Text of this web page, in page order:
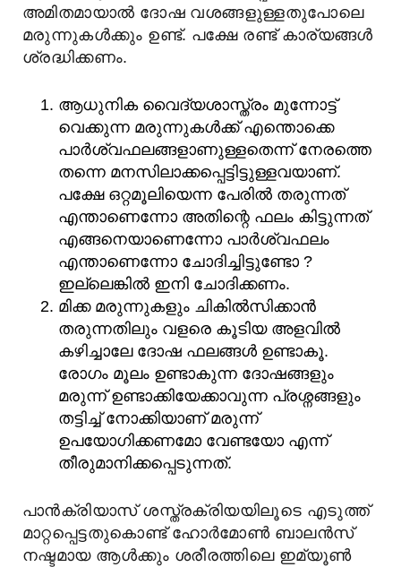
അമിതമായാൽ ദോഷ വശങ്ങളുള്ളതുപോലെ
മരുന്നുകൾക്കും ഉണ്ട്. പക്ഷേ രണ്ട് കാര്യങ്ങൾ
ശ്രദ്ധിക്കണം.
ആധുനിക വൈദ്യശാസ്ത്രം മുന്നോട്ട്
വെക്കുന്ന മരുന്നുകൾക്ക് എന്തൊക്കെ
പാർശ്വഫലങ്ങളാണുള്ളതെന്ന് നേരത്തെ
തന്നെ മനസിലാക്കപ്പെട്ടിട്ടുള്ളവയാണ്.
പക്ഷേ ഒറ്റമൂലിയെന്ന പേരിൽ തരുന്നത്
എന്താണെന്നോ അതിന്റെ ഫലം കിട്ടുന്നത്
എങ്ങനെയാണെന്നോ പാർശ്വഫലം
എന്താണെന്നോ ചോദിച്ചിട്ടുണ്ടോ ?
ഇല്ലെങ്കിൽ ഇനി ചോദിക്കണം.
മിക്ക മരുന്നുകളും ചികിൽസിക്കാൻ
തരുന്നതിലും വളരെ കൂടിയ അളവിൽ
കഴിച്ചാലേ ദോഷ ഫലങ്ങൾ ഉണ്ടാകൂ.
രോഗം മൂലം ഉണ്ടാകുന്ന ദോഷങ്ങളും
മരുന്ന് ഉണ്ടാക്കിയേക്കാവുന്ന പ്രശ്നങ്ങളും
തട്ടിച്ച് നോക്കിയാണ് മരുന്ന്
ഉപയോഗിക്കണമോ വേണ്ടയോ എന്ന്
തീരുമാനിക്കപ്പെടുന്നത്.
പാൻക്രിയാസ് ശസ്ത്രക്രിയയിലൂടെ എടുത്ത്
മാറ്റപ്പെട്ടതുകൊണ്ട് ഹോർമോൺ ബാലൻസ്
നഷ്ടമായ ആൾക്കും ശരീരത്തിലെ ഇമ്യൂൺ